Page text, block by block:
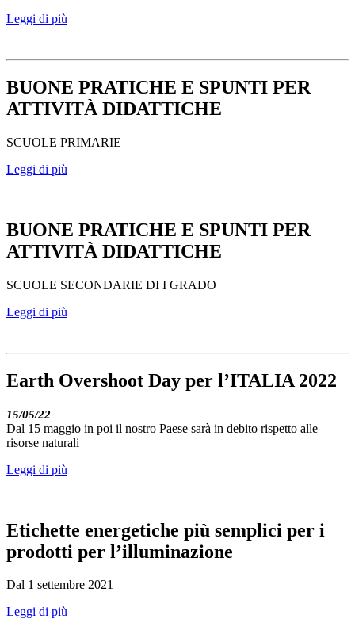
Leggi di più
BUONE PRATICHE E SPUNTI PER
ATTIVITÀ DIDATTICHE
SCUOLE PRIMARIE
Leggi di più
BUONE PRATICHE E SPUNTI PER
ATTIVITÀ DIDATTICHE
SCUOLE SECONDARIE DI I GRADO
Leggi di più
Earth Overshoot Day per l’ITALIA 2022
15/05/22
Dal 15 maggio in poi il nostro Paese sarà in debito rispetto alle
risorse naturali
Leggi di più
Etichette energetiche più semplici per i
prodotti per l’illuminazione
Dal 1 settembre 2021
Leggi di più